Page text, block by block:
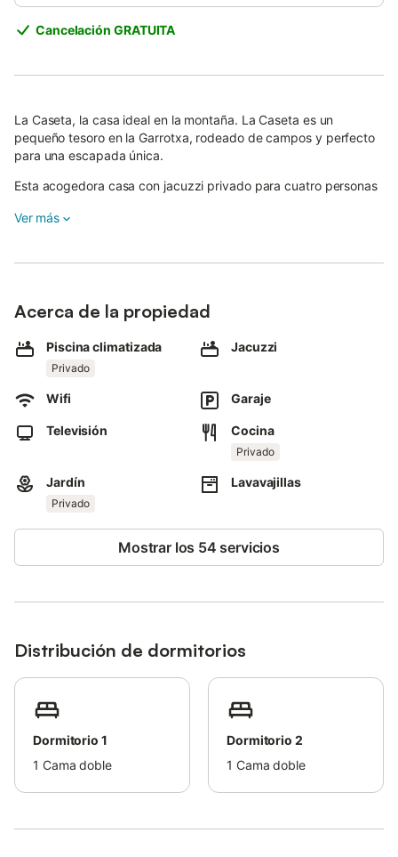
Cancelación GRATUITA
La Caseta, la casa ideal en la montaña. La Caseta es un
pequeño tesoro en la Garrotxa, rodeado de campos y perfecto
para una escapada única.
Esta acogedora casa con jacuzzi privado para cuatro personas
íntimo en la naturaleza.
piscina privada refrescante, perfecta para los días de calor de
la Garrotxa.
Dispone de dos dormitorios dobles, cada uno con su propio
baño, una zona de comedor-cocina y un jardín privado con
moreras, donde podéis relajaros y leer tranquilamente.
para organizar comidas al aire libre.
vuestras necesidades.
La Caseta os invita a desconectar y conectar con la naturaleza.
Ver más
Acerca de la propiedad
Piscina climatizada
Privado
Jacuzzi
Wifi Garaje
Televisión Cocina
Privado
Jardín
Privado
Lavavajillas
Mostrar los 54 servicios
Distribución de dormitorios
Dormitorio 1
1 Cama doble
Dormitorio 2
1 Cama doble